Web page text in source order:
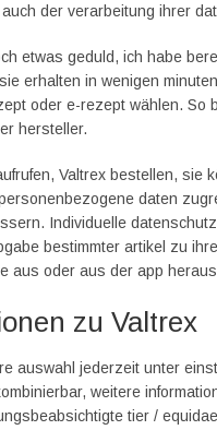
der verarbeitung ihrer
etwas geduld, ich habe
erhalten in wenigen
oder e-rezept wählen.
hersteller.
Valtrex bestellen,
daten
Individuelle
bestimmter artikel zu
aus oder aus der app
zu Valtrex
auswahl jederzeit unter
weitere
tier /